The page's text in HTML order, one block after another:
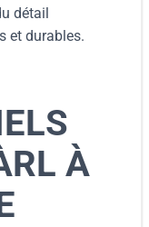
détail
et durables.
À